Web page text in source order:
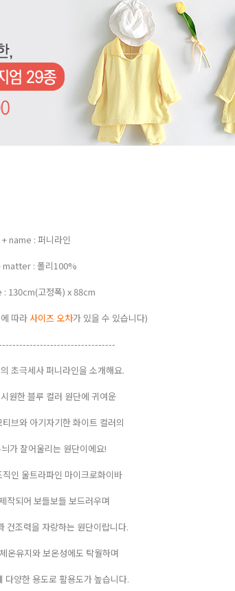
+ name : 퍼니라인
matter : 폴리100%
: 130cm(고정폭) x 88cm
따라 사이즈 오차가 있을 수 있습니다)
초극세사 퍼니라인을 소개해요.
원한 블루 컬러 원단에 귀여운
브와 아기자기한 화이트 컬러의
가 잘어울리는 원단이에요!
인 울트라파인 마이크로화이바
작되어 보들보들 보드러우며
건조력을 자랑하는 원단이랍니다.
온유지와 보온성에도 탁월하며
다양한 용도로 활용도가 높습니다.